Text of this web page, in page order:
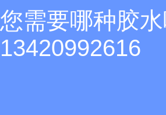
您需要哪种胶
13420992616